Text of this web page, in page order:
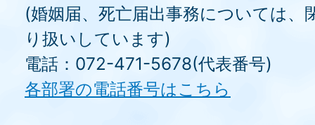
(婚姻届、死亡届出事務については、
り扱いしています)
電話：072-471-5678(代表番号)
各部署の電話番号はこちら